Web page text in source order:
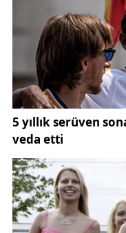
kafilesi, bugün
sürecine başladı.
öncesi atmosferi
Sivasspor’un kamp
hem de stratejik
gelmesi
mücadelesine
olan karşılaşma:
Maçın hakem